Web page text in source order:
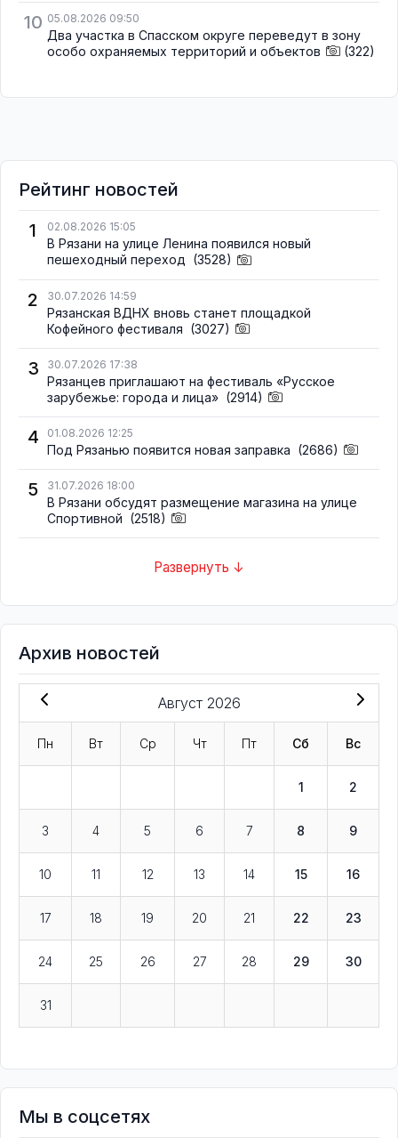
10 05.08.2026 09:50
Два участка в Спасском округе переведут в зону
особо охраняемых территорий и объектов
(322)
Рейтинг новостей
1
02.08.2026 15:05
В Рязани на улице Ленина появился новый
пешеходный переход (3528)
2 30.07.2026 14:59
Рязанская ВДНХ вновь станет площадкой
Кофейного фестиваля (3027)
3 30.07.2026 17:38
Рязанцев приглашают на фестиваль «Русское
зарубежье: города и лица» (2914)
4 01.08.2026 12:25
Под Рязанью появится новая заправка (2686)
5 31.07.2026 18:00
В Рязани обсудят размещение магазина на улице
Спортивной (2518)
Развернуть ↓
Архив новостей
Август 2026
Пн Вт Ср Чт Пт Сб Вс
1 2
3 4 5 6 7 8 9
10 11 12 13 14 15 16
17 18 19 20 21 22 23
24 25 26 27 28 29 30
31
Мы в соцсетях